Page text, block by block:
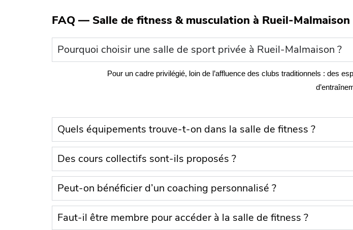
FAQ — Salle de fitness & musculation à Rueil-Malmaison
Pourquoi choisir une salle de sport privée à Rueil-Malmaison ?
Pour un cadre privilégié, loin de l’affluence des clubs traditionnels : des
Quels équipements trouve-t-on dans la salle de fitness ?
Des cours collectifs sont-ils proposés ?
Peut-on bénéficier d’un coaching personnalisé ?
Faut-il être membre pour accéder à la salle de fitness ?